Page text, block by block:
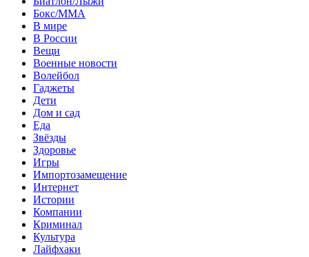
Бокс/MMA
В мире
В России
Вещи
Военные новости
Волейбол
Гаджеты
Дети
Дом и сад
Еда
Звёзды
Здоровье
Игры
Импортозамещение
Интернет
Истории
Компании
Криминал
Культура
Лайфхаки